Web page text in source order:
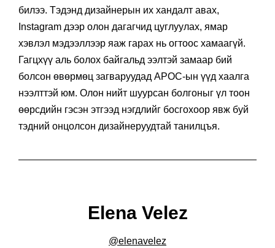
билээ. Тэдэнд дизайнерын их хандалт авах,
Instagram дээр олон дагагчид цуглуулах, ямар
хэвлэл мэдээллээр яаж гарах нь огтоос хамаагүй.
Гагцхүү аль болох байгальд ээлтэй замаар бий
болсон өвөрмөц загваруудад APOC-ын үүд хаалга
нээлттэй юм. Олон нийт шуурсан болгоныг үл тоон
өөрсдийн гэсэн этгээд нэгдлийг босгохоор явж буй
тэдний онцолсон дизайнеруудтай танилцъя.
Elena Velez
@elenavelez